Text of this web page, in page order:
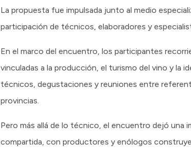
La propuesta fue impulsada junto al medio
participación de técnicos, elaboradores y
En el marco del encuentro, los participantes
vinculadas a la producción, el turismo del vino y la
técnicos, degustaciones y reuniones entre
provincias.
Pero más allá de lo técnico, el encuentro dejó una
compartida, con productores y enólogos